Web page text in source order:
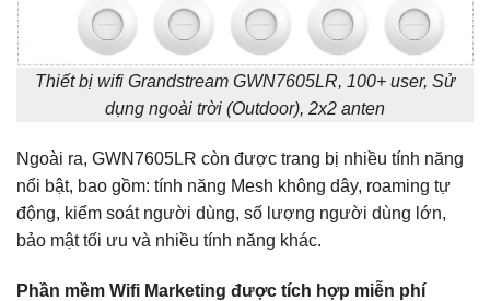
Thiết bị wifi Grandstream GWN7605LR, 100+ user, Sử
dụng ngoài trời (Outdoor), 2x2 anten
Ngoài ra, GWN7605LR còn được trang bị nhiều tính năng
nổi bật, bao gồm: tính năng Mesh không dây, roaming tự
động, kiểm soát người dùng, số lượng người dùng lớn,
bảo mật tối ưu và nhiều tính năng khác.
Phần mềm Wifi Marketing được tích hợp miễn phí